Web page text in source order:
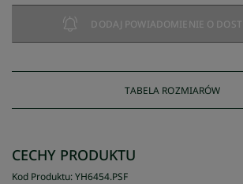
DODAJ POWIADOMIENIE O
TABELA ROZMIARÓW
CECHY PRODUKTU
Kod Produktu:YH6454.PSF